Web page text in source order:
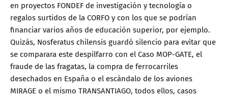
en proyectos FONDEF de investigación y tecnología o
regalos surtidos de la CORFO y con los que se podrían
financiar varios años de educación superior, por ejemplo.
Quizás, Nosferatus chilensis guardó silencio para evitar que
se comparara este despilfarro con el Caso MOP-GATE, el
fraude de las fragatas, la compra de ferrocarriles
desechados en España o el escándalo de los aviones
MIRAGE o el mismo TRANSANTIAGO, todos ellos, casos